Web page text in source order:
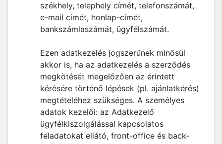
székhely, telephely címét, telefonszámát,
e-mail címét, honlap-címét,
bankszámlaszámát, ügyfélszámát.
Ezen adatkezelés jogszerűnek minősül
akkor is, ha az adatkezelés a szerződés
megkötését megelőzően az érintett
kérésére történő lépések (pl. ajánlatkérés)
megtételéhez szükséges. A személyes
adatok kezelői: az Adatkezelő
ügyfélkiszolgálással kapcsolatos
feladatokat ellátó, front-office és back-